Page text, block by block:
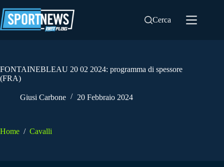
al
contenuto
Cerca
FONTAINEBLEAU 20 02 2024: programma di spessore
(FRA)
Giusi Carbone 20 Febbraio 2024
Home / Cavalli